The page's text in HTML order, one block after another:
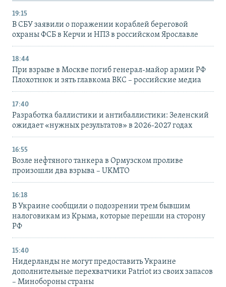
19:15
В СБУ заявили о поражении кораблей береговой
охраны ФСБ в Керчи и НПЗ в российском Ярославле
18:44
При взрыве в Москве погиб генерал-майор армии РФ
Плохотнюк и зять главкома ВКС – российские медиа
17:40
Разработка баллистики и антибаллистики: Зеленский
ожидает «нужных результатов» в 2026-2027 годах
16:55
Возле нефтяного танкера в Ормузском проливе
произошли два взрыва – UKMTO
16:18
В Украине сообщили о подозрении трем бывшим
налоговикам из Крыма, которые перешли на сторону
РФ
15:40
Нидерланды не могут предоставить Украине
дополнительные перехватчики Patriot из своих запасов
– Минобороны страны